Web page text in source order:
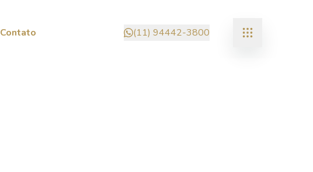
Contato (11) 94442-3800